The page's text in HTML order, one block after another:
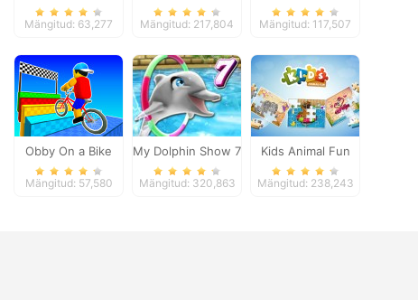
Mängitud: 63,277 Mängitud: 217,804 Mängitud: 117,507
Obby On a Bike
Mängitud: 57,580
My Dolphin Show 7
Mängitud: 320,863
Kids Animal Fun
Mängitud: 238,243